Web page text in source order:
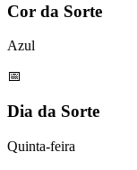
Cor da Sorte
Azul
📅
Dia da Sorte
Quinta-feira